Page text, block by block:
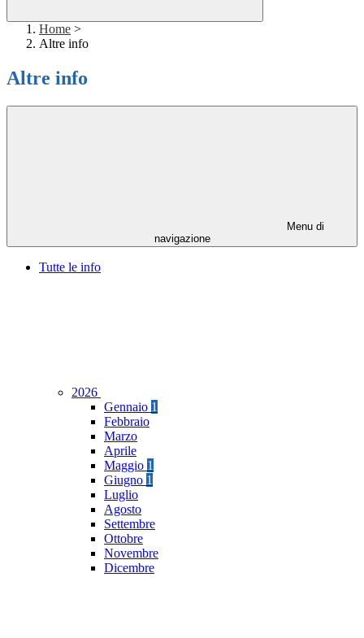
Home >
Altre info
Altre info
Menu di
navigazione
Tutte le info
2026
Gennaio 1
Febbraio
Marzo
Aprile
Maggio 1
Giugno 1
Luglio
Agosto
Settembre
Ottobre
Novembre
Dicembre